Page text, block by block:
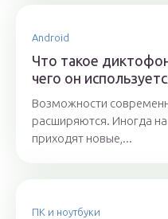
Android
Что такое
чего он
Возможности
расширяются. Иногда
приходят новые,...
ПК и ноутбуки